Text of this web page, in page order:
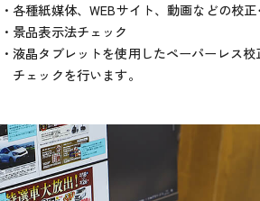
各種紙媒体、WEBサイト、動画などの校正
景品表示法チェック
液晶タブレットを使用したペーパーレス
チェックを行います。